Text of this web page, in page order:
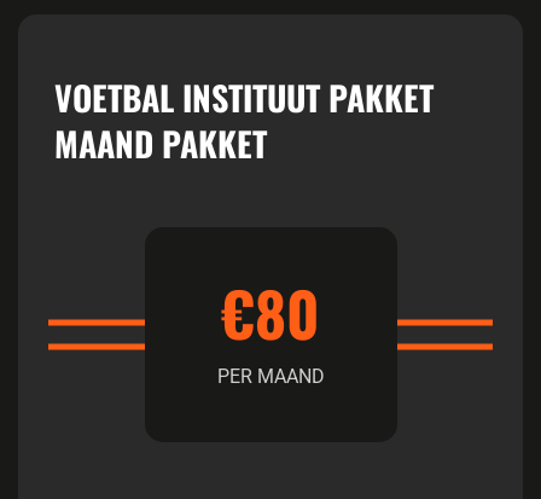
VOETBAL INSTITUUT PAKKET
MAAND PAKKET
€80
PER MAAND